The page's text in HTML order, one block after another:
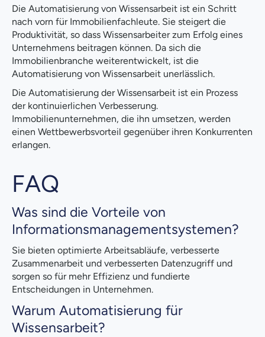
Die Automatisierung von Wissensarbeit ist ein Schritt
nach vorn für Immobilienfachleute. Sie steigert die
Produktivität, so dass Wissensarbeiter zum Erfolg eines
Unternehmens beitragen können. Da sich die
Immobilienbranche weiterentwickelt, ist die
Automatisierung von Wissensarbeit unerlässlich.
Die Automatisierung der Wissensarbeit ist ein Prozess
der kontinuierlichen Verbesserung.
Immobilienunternehmen, die ihn umsetzen, werden
einen Wettbewerbsvorteil gegenüber ihren Konkurrenten
erlangen.
FAQ
Was sind die Vorteile von
Informationsmanagementsystemen?
Sie bieten optimierte Arbeitsabläufe, verbesserte
Zusammenarbeit und verbesserten Datenzugriff und
sorgen so für mehr Effizienz und fundierte
Entscheidungen in Unternehmen.
Warum Automatisierung für
Wissensarbeit?